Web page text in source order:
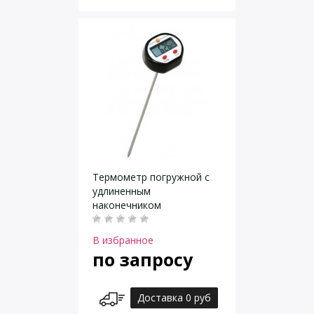
Термометр погружной с
удлиненным
наконечником
В избранное
по запросу
Доставка 0 руб